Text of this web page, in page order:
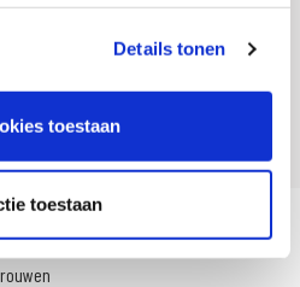
Details tonen
toestaan
toestaan
29 00
van CORDURA®-denim